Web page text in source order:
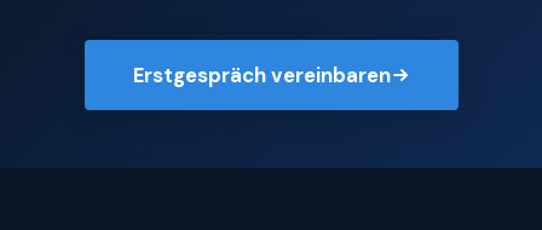
Erstgespräch vereinbaren